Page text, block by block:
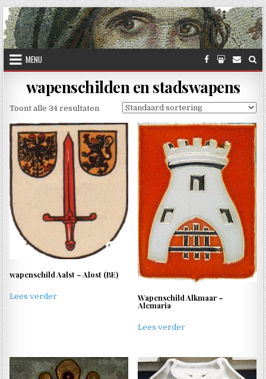
Skip to content
MENU
wapenschilden en stadswapens
Toont alle 34 resultaten
wapenschild Aalst – Alost (BE)
Lees verder Wapenschild Alkmaar –
Alcmaria
Lees verder